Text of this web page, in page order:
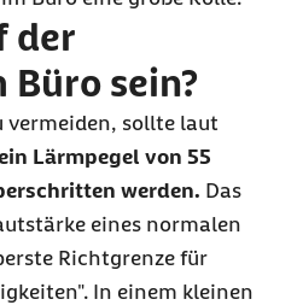
der
sein?
vermeiden, sollte laut
Lärmpegel von 55
werden. Das
eines normalen
Richtgrenze für
In einem kleinen